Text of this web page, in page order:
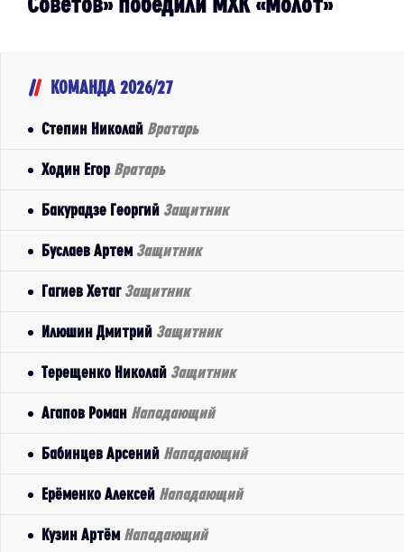
КОМАНДА 2026/27
Степин Николай Вратарь
Ходин Егор Вратарь
Бакурадзе Георгий Защитник
Буслаев Артем Защитник
Гагиев Хетаг Защитник
Илюшин Дмитрий Защитник
Терещенко Николай Защитник
Агапов Роман Нападающий
Бабинцев Арсений Нападающий
Ерёменко Алексей Нападающий
Кузин Артём Нападающий